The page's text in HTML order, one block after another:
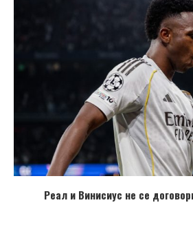
Реал и Винисиус не се